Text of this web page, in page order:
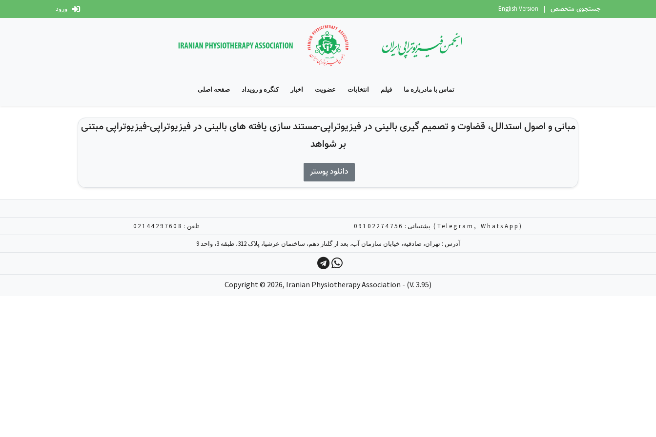
ورود English Version | جستجوی متخصص
صفحه اصلی کنگره و رویداد اخبار عضویت انتخابات فیلم درباره ماتماس با ما
مبانی و اصول استدالل، قضاوت و تصمیم گیری بالینی در فیزیوتراپی-مستند سازی یافته های بالینی در فیزیوتراپی-فیزیوتراپی مبتنی
بر شواهد
دانلود پوستر
تلفن : 02144297608 پشتیبانی : 09102274756 (Telegram, WhatsApp)
آدرس : تهران، صادقیه، خیابان سازمان آب، بعد از گلناز دهم، ساختمان عرشیا، پلاک 312، طبقه 3، واحد 9
Copyright © 2026, Iranian Physiotherapy Association - (V. 3.95)